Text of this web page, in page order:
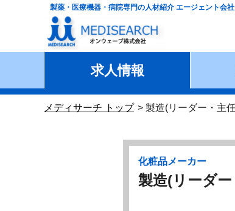
製薬・医療機器・病院専門の人材紹介 エージェント会社
求人情報
メディサーチ トップ 製造(リーダー・主
化粧品メーカー
製造(リーダ